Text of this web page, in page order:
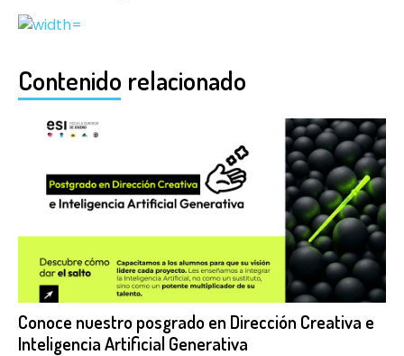
Contenido relacionado
Conoce nuestro posgrado en Dirección Creativa e
Inteligencia Artificial Generativa